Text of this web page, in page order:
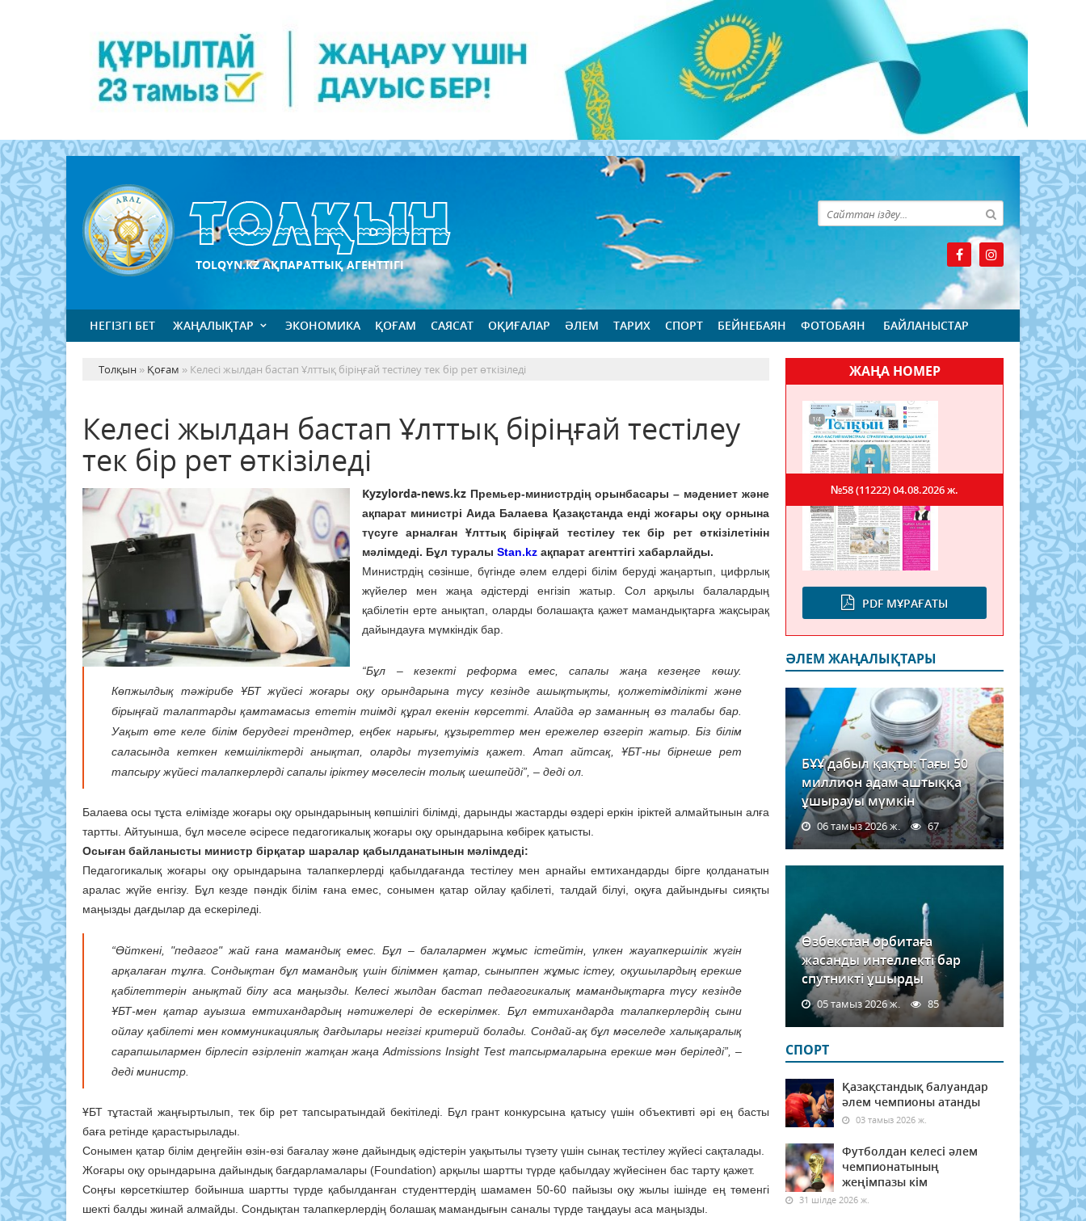
TOLQYN.KZ АҚПАРАТТЫҚ АГЕНТТІГІ
НЕГІЗГІ БЕТ ЖАҢАЛЫҚТАР ЭКОНОМИКА ҚОҒАМ САЯСАТ ОҚИҒАЛАР ӘЛЕМ ТАРИХ СПОРТ БЕЙНЕБАЯН ФОТОБАЯН БАЙЛАНЫСТАР
Толқын » Қоғам » Келесі жылдан бастап Ұлттық біріңғай тестілеу тек бір рет өткізіледі
Келесі жылдан бастап Ұлттық біріңғай тестілеу
тек бір рет өткізіледі
Kyzylorda-news.kz Премьер-министрдің орынбасары – мәдениет және
ақпарат министрі Аида Балаева Қазақстанда енді жоғары оқу орнына
түсуге арналған Ұлттық біріңғай тестілеу тек бір рет өткізілетінін
мәлімдеді. Бұл туралы Stan.kz ақпарат агенттігі хабарлайды.
Министрдің сөзінше, бүгінде әлем елдері білім беруді жаңартып, цифрлық
жүйелер мен жаңа әдістерді енгізіп жатыр. Сол арқылы балалардың
қабілетін ерте анықтап, оларды болашақта қажет мамандықтарға жақсырақ
дайындауға мүмкіндік бар.
“Бұл – кезекті реформа емес, сапалы жаңа кезеңге көшу.
Көпжылдық тәжірибе ҰБТ жүйесі жоғары оқу орындарына түсу кезінде ашықтықты, қолжетімділікті және
бірыңғай талаптарды қамтамасыз ететін тиімді құрал екенін көрсетті. Алайда әр заманның өз талабы бар.
Уақыт өте келе білім берудегі трендтер, еңбек нарығы, құзыреттер мен ережелер өзгеріп жатыр. Біз білім
саласында кеткен кемшіліктерді анықтап, оларды түзетуіміз қажет. Атап айтсақ, ҰБТ-ны бірнеше рет
тапсыру жүйесі талапкерлерді сапалы іріктеу мәселесін толық шешпейді”, – деді ол.
Балаева осы тұста елімізде жоғары оқу орындарының көпшілігі білімді, дарынды жастарды өздері еркін іріктей алмайтынын алға
тартты. Айтуынша, бұл мәселе әсіресе педагогикалық жоғары оқу орындарына көбірек қатысты.
Осыған байланысты министр бірқатар шаралар қабылданатынын мәлімдеді:
Педагогикалық жоғары оқу орындарына талапкерлерді қабылдағанда тестілеу мен арнайы емтихандарды бірге қолданатын
аралас жүйе енгізу. Бұл кезде пәндік білім ғана емес, сонымен қатар ойлау қабілеті, талдай білуі, оқуға дайындығы сияқты
маңызды дағдылар да ескеріледі.
“Өйткені, "педагог" жай ғана мамандық емес. Бұл – балалармен жұмыс істейтін, үлкен жауапкершілік жүгін
арқалаған тұлға. Сондықтан бұл мамандық үшін біліммен қатар, сыныппен жұмыс істеу, оқушылардың ерекше
қабілеттерін анықтай білу аса маңызды. Келесі жылдан бастап педагогикалық мамандықтарға түсу кезінде
ҰБТ-мен қатар ауызша емтихандардың нәтижелері де ескерілмек. Бұл емтихандарда талапкерлердің сыни
ойлау қабілеті мен коммуникациялық дағдылары негізгі критерий болады. Сондай-ақ бұл мәселеде халықаралық
сарапшылармен бірлесіп әзірленіп жатқан жаңа Admissions Insight Test тапсырмаларына ерекше мән беріледі”, –
деді министр.
ҰБТ тұтастай жаңғыртылып, тек бір рет тапсыратындай бекітіледі. Бұл грант конкурсына қатысу үшін объективті әрі ең басты
баға ретінде қарастырылады.
Сонымен қатар білім деңгейін өзін-өзі бағалау және дайындық әдістерін уақытылы түзету үшін сынақ тестілеу жүйесі сақталады.
Жоғары оқу орындарына дайындық бағдарламалары (Foundation) арқылы шартты түрде қабылдау жүйесінен бас тарту қажет.
Соңғы көрсеткіштер бойынша шартты түрде қабылданған студенттердің шамамен 50-60 пайызы оқу жылы ішінде ең төменгі
шекті балды жинай алмайды. Сондықтан талапкерлердің болашақ мамандығын саналы түрде таңдауы аса маңызды.
ЖАҢА НОМЕР
PDF МҰРАҒАТЫ
№58 (11222)04.08.2026 ж.
ӘЛЕМ ЖАҢАЛЫҚТАРЫ
БҰҰ дабыл қақты: Тағы 50
миллион адам аштыққа
ұшырауы мүмкін
06 тамыз 2026 ж. 67
Өзбекстан орбитаға
жасанды интеллекті бар
спутникті ұшырды
05 тамыз 2026 ж. 85
СПОРТ
Қазақстандық балуандар
әлем чемпионы атанды
03 тамыз 2026 ж.
Футболдан келесі әлем
чемпионатының
жеңімпазы кім
31 шілде 2026 ж.